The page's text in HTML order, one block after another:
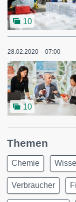
10
28.02.2020 – 07:00
10
Themen
Chemie
Verbraucher